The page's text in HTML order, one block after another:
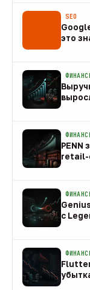
SEO
это
PENN
retail-
с